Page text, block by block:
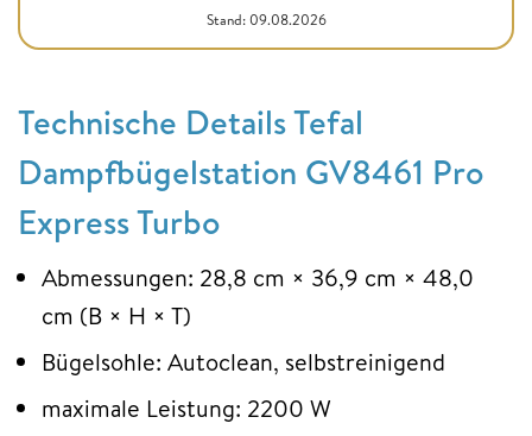
Stand: 09.08.2026
Technische Details Tefal
Dampfbügelstation GV8461 Pro
Express Turbo
Abmessungen: 28,8 cm × 36,9 cm × 48,0
cm (B × H × T)
Bügelsohle: Autoclean, selbstreinigend
maximale Leistung: 2200 W